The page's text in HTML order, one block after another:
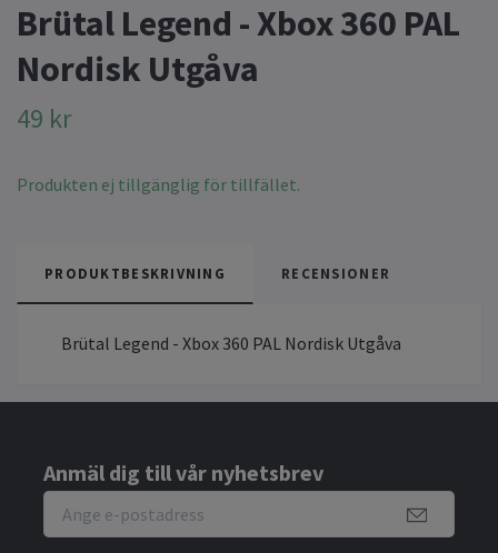
Brütal Legend - Xbox 360 PAL
Nordisk Utgåva
49 kr
Produkten ej tillgänglig för tillfället.
PRODUKTBESKRIVNING RECENSIONER
Brütal Legend - Xbox 360 PAL Nordisk Utgåva
Anmäl dig till vår nyhetsbrev